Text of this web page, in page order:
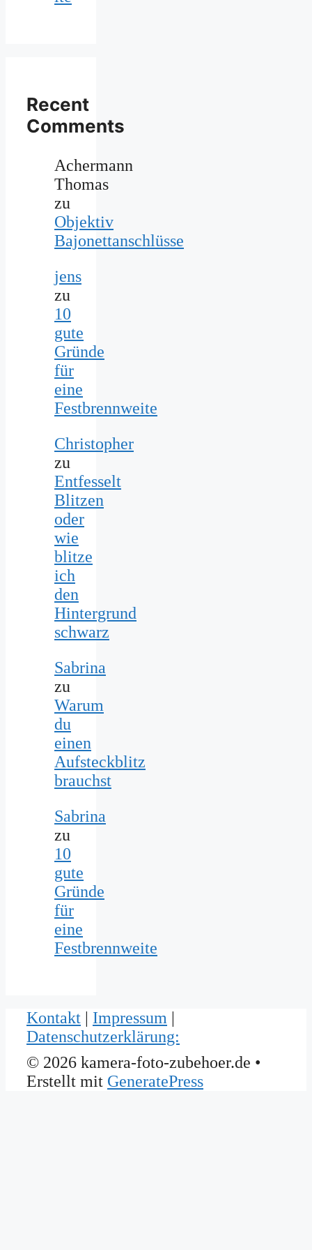
Recent
Comments
Achermann
Thomas
zu
Objektiv
Bajonettanschlüsse
jens
zu
10
gute
Gründe
für
eine
Festbrennweite
Christopher
zu
Entfesselt
Blitzen
oder
wie
blitze
ich
den
Hintergrund
schwarz
Sabrina
zu
Warum
du
einen
Aufsteckblitz
brauchst
Sabrina
zu
10
gute
Gründe
für
eine
Festbrennweite
Kontakt | Impressum |
Datenschutzerklärung:
© 2026 kamera-foto-zubehoer.de •
Erstellt mit GeneratePress